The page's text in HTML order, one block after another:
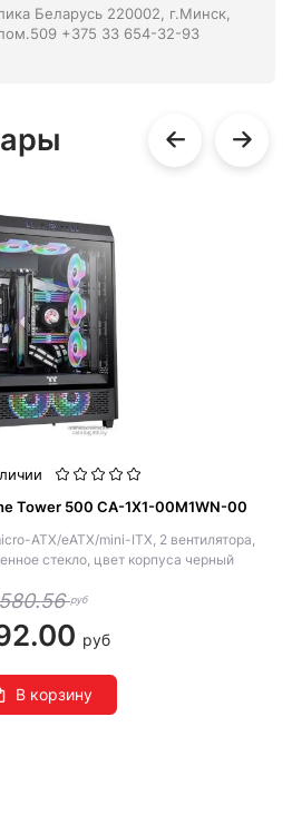
Беларусь 220002, г.Минск,
+375 33 654-32-93
Tower 500 CA-1X1-00M1WN-00
ATX/eATX/mini-ITX, 2 вентилятора,
стекло, цвет корпуса черный
руб
руб
В корзину